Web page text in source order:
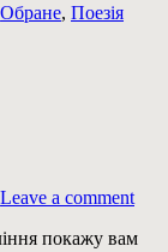
Обране, Поезія
Leave a comment
покажу вам